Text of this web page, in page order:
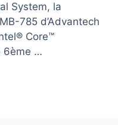
System, la
785 d’Advantech
Core™
6ème …